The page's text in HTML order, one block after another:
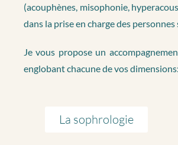
(acouphènes, misophonie,
dans la prise en charge des
Je vous propose un
englobant chacune de vos
La sophrologie